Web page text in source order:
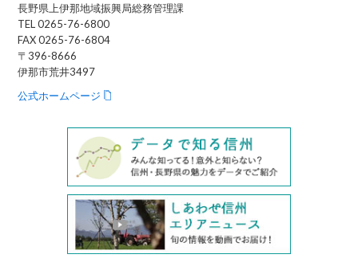
長野県上伊那地域振興局総務管理課
TEL 0265-76-6800
FAX 0265-76-6804
〒396-8666
伊那市荒井3497
公式ホームページ